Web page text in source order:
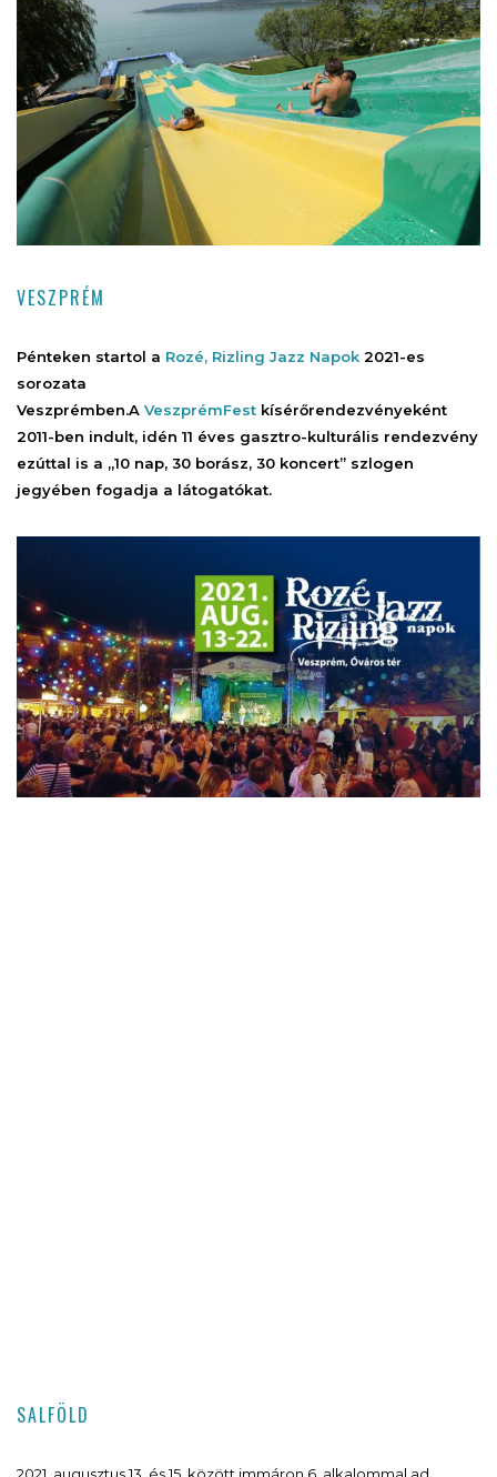
VESZPRÉM
Pénteken startol a Rozé, Rizling Jazz Napok 2021-es
sorozata
Veszprémben.A VeszprémFest kísérőrendezvényeként
2011-ben indult, idén 11 éves gasztro-kulturális rendezvény
ezúttal is a „10 nap, 30 borász, 30 koncert” szlogen
jegyében fogadja a látogatókat.
SALFÖLD